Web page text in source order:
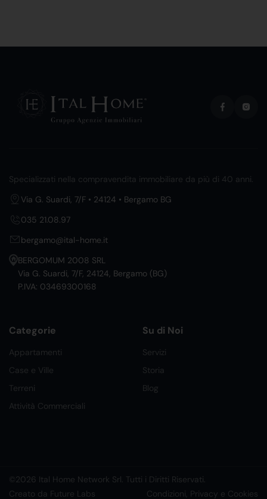
Specializzati nella compravendita immobiliare da più di 40 anni.
Via G. Suardi, 7/F • 24124 • Bergamo BG
035 21.08.97
bergamo@ital-home.it
BERGOMUM 2008 SRL
Via G. Suardi, 7/F, 24124, Bergamo (BG)
P.IVA: 03469300168
Categorie
Appartamenti
Case e Ville
Terreni
Attività Commerciali
Su di Noi
Servizi
Storia
Blog
©2026 Ital Home Network Srl. Tutti i Diritti Riservati.
Creato da Future Labs
Condizioni, Privacy e Cookies